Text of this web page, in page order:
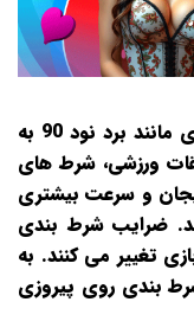
شرط‌ بندی زنده در سایت‌ های شرط‌ بندی مانند برد نود 90 به
ورزشی، شرط‌ های
و سرعت بیشتری
ضرایب شرط‌ بندی
تغییر می‌ کنند. به
بندی روی پیروزی